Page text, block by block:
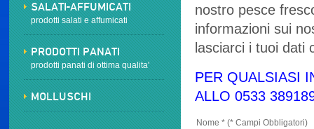
SALATI-AFFUMICATI
prodotti salati e affumicati
PRODOTTI PANATI
prodotti panati di ottima qualita'
MOLLUSCHI
nostro pesce
informazioni sui
lasciarci i tuoi dati
PER QUALSIASI
ALLO 0533
Nome * (* Campi Obbligatori)